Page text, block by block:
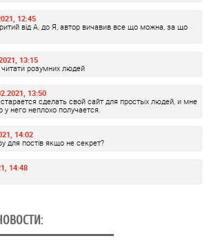
12:45
від А, до Я, автор вичавив все що можна, за що
13:15
розумних людей
13:50
сделать свой сайт для простых людей, и мне
у него неплохо получается.
14:02
для постів якщо не секрет?
14:48